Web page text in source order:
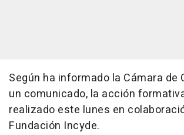
Según ha informado la Cámara de
un comunicado, la acción
realizado este lunes en
Fundación Incyde.